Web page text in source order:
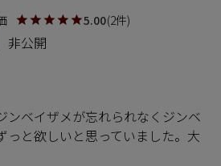
5.00 2
非公開
ンベイザメが忘れられなくジンベ
っと欲しいと思っていました。大